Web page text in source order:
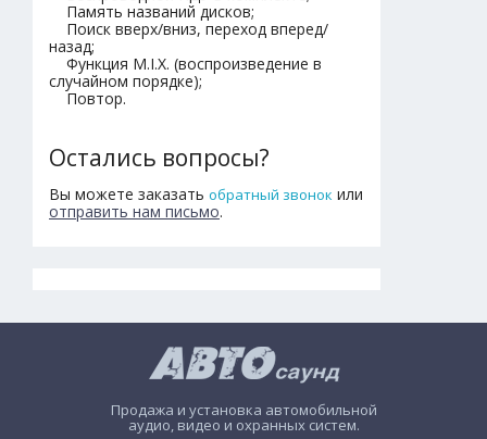
Память названий дисков;
Поиск вверх/вниз, переход вперед/
назад;
Функция M.I.X. (воспроизведение в
случайном порядке);
Повтор.
Остались вопросы?
Вы можете заказать обратный звонок или
отправить нам письмо.
Продажа и установка автомобильной
аудио, видео и охранных систем.